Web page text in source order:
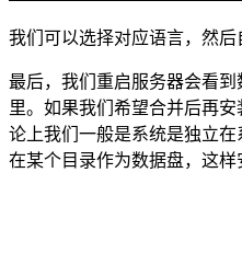
我们可以选择对应语言，然后
最后，我们重启服务器会看
里。如果我们希望合并后再
论上我们一般是系统是独立
在某个目录作为数据盘，这样